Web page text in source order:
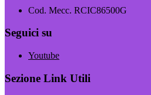
Cod. Mecc. RCIC86500G
Seguici su
Youtube
Sezione Link Utili